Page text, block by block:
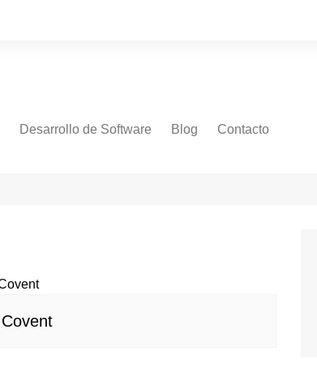
Desarrollo de Software Blog Contacto
Covent